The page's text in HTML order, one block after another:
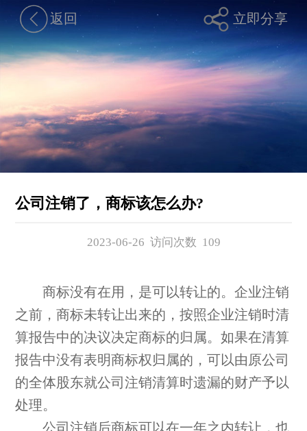
返回 立即分享
公司注销了，商标该怎么办?
2023-06-26 访问次数 109
商标没有在用，是可以转让的。企业注销
之前，商标未转让出来的，按照企业注销时清
算报告中的决议决定商标的归属。如果在清算
报告中没有表明商标权归属的，可以由原公司
的全体股东就公司注销清算时遗漏的财产予以
处理。
公司注销后商标可以在一年之内转让，也